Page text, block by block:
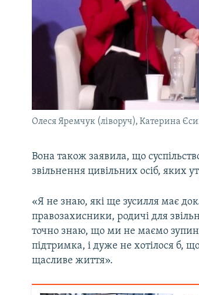
Олеся Яремчук (ліворуч), Катерина
Вона також заявила, що
звільнення цивільних осіб, яких
«Я не знаю, які ще зусилля має
правозахисники, родичі для
точно знаю, що ми не маємо
підтримка, і дуже не хотілося б,
щасливе життя».